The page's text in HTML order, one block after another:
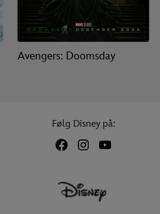
Avengers: Doomsday
Følg Disney på: